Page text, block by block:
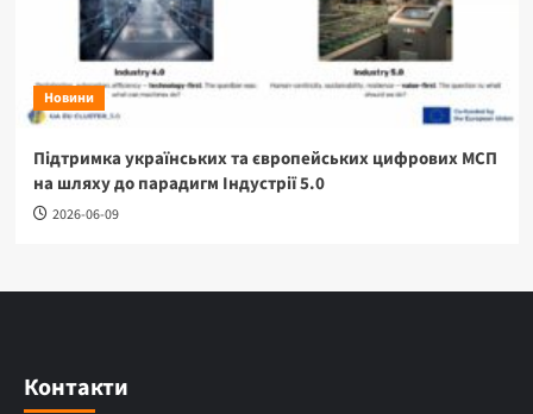
Новини
Підтримка українських та європейських цифрових МСП
на шляху до парадигм Індустрії 5.0
2026-06-09
Контакти